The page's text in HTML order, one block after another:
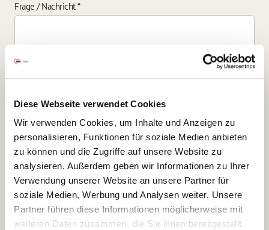
Diese Webseite verwendet Cookies
Wir verwenden Cookies, um Inhalte und Anzeigen zu
personalisieren, Funktionen für soziale Medien anbieten
zu können und die Zugriffe auf unsere Website zu
analysieren. Außerdem geben wir Informationen zu Ihrer
Verwendung unserer Website an unsere Partner für
soziale Medien, Werbung und Analysen weiter. Unsere
Partner führen diese Informationen möglicherweise mit
weiteren Daten zusammen, die Sie ihnen bereitgestellt
Frage / Nachricht*
Ich bin damit einverstanden, dass meine personenbezogenen Daten
ausschließlich zum Zweck der Durchführung der Kontaktanfrage
verarbeitet, auf IT- Systemen der Garitz Bewirtschaftungsbetriebe
GmbH, Heinrich-von-Kleist-Straße 2, 97688 Bad Kissingen
(Betreiber) gespeichert und an die für das Stellenangebot
verantwortliche Stelle zur Kontaktaufnahme weitergegeben
werden.
Diese Einwilligungserklärung kann ich jederzeit gegenüber dem